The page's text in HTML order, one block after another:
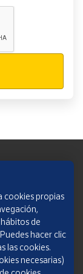
cookies propias
de
hacer clic
las cookies.
necesarias)